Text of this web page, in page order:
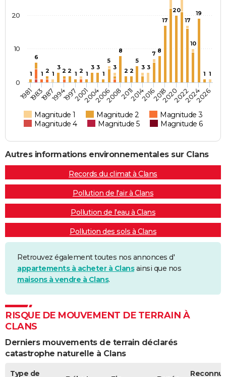
1
6
1 2 1
3 2 2 1 2 1
3 3
1
5
3
8
2 2
5
3 3
7 8
17
20
17
10
19
1 1
Magnitude 1 Magnitude 2
Magnitude 3
Magnitude 4
Magnitude 5 Magnitude 6
19811983198719941997200120042006200820112014201620182020202220242026
0
10
20
Autres informations environnementales sur Clans
Records du climat à Clans
Pollution de l'air à Clans
Pollution de l'eau à Clans
Pollution des sols à Clans
Retrouvez également toutes nos annonces d'
appartements à acheter à Clansainsi que nos
maisons à vendre à Clans.
RISQUE DE MOUVEMENT DE TERRAIN À
CLANS
Derniers mouvements de terrain déclarés
catastrophe naturelle à Clans
Type de